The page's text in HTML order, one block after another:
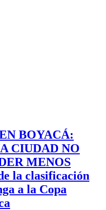
BOYACÁ:
CIUDAD NO
MENOS
la clasificación
a la Copa